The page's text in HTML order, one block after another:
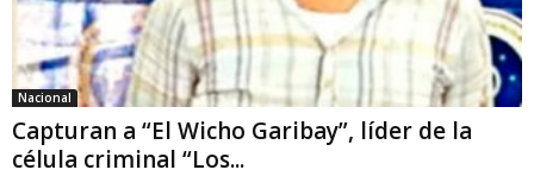
Nacional
Capturan a “El Wicho Garibay”, líder de la
célula criminal “Los...